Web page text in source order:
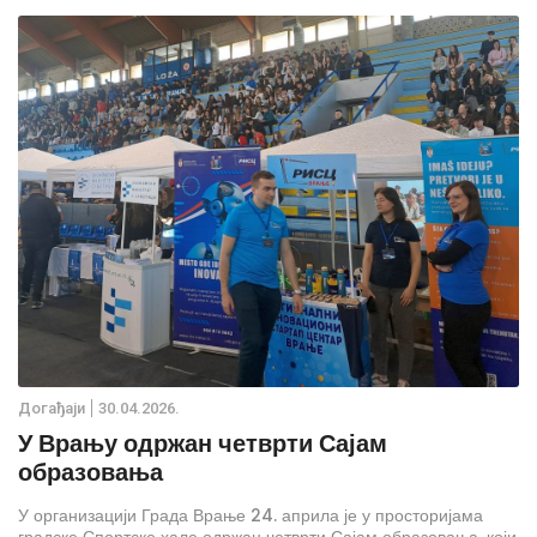
за младе“, намењеног младима до 30 година старости.
Дoгађаjи 30.04.2026.
У Врању одржан четврти Сајам
образовања
У организацији Града Врање 24. априла је у просторијама